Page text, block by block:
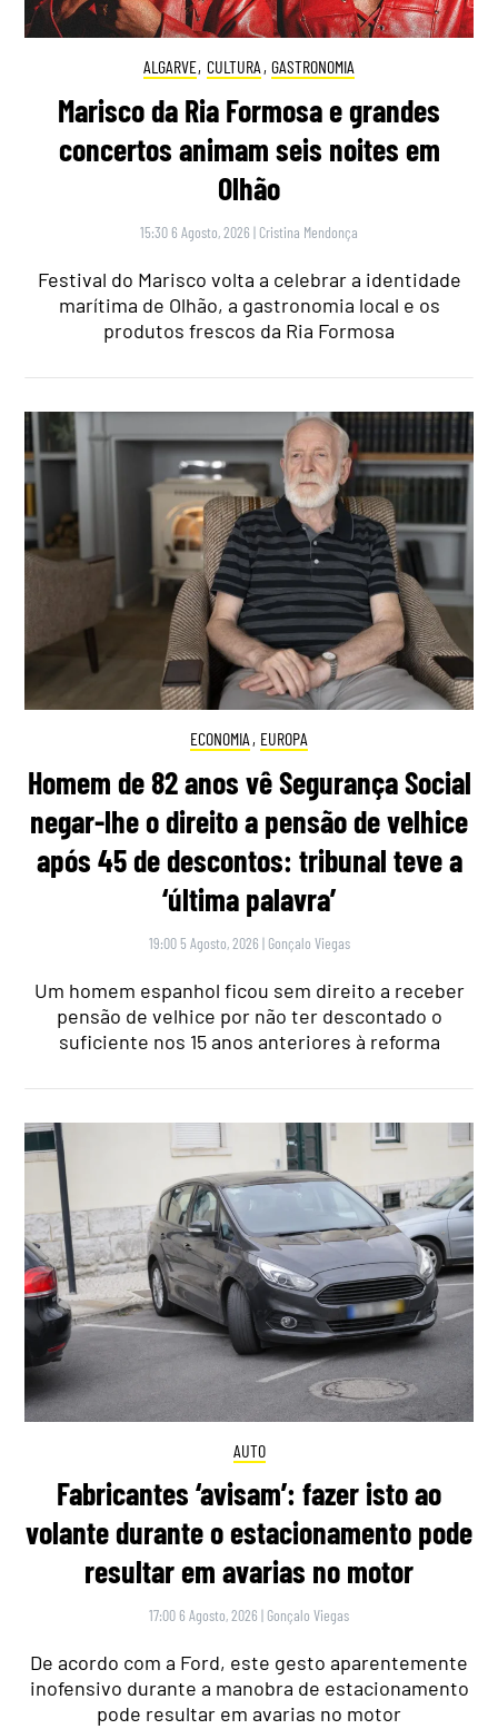
ALGARVE, CULTURA , GASTRONOMIA
Marisco da Ria Formosa e grandes
concertos animam seis noites em
Olhão
15:30 6 Agosto, 2026 | Cristina Mendonça
Festival do Marisco volta a celebrar a identidade
marítima de Olhão, a gastronomia local e os
produtos frescos da Ria Formosa
ECONOMIA , EUROPA
Homem de 82 anos vê Segurança Social
negar-lhe o direito a pensão de velhice
após 45 de descontos: tribunal teve a
‘última palavra’
19:00 5 Agosto, 2026 | Gonçalo Viegas
Um homem espanhol ficou sem direito a receber
pensão de velhice por não ter descontado o
suficiente nos 15 anos anteriores à reforma
AUTO
Fabricantes ‘avisam’: fazer isto ao
volante durante o estacionamento pode
resultar em avarias no motor
17:00 6 Agosto, 2026 | Gonçalo Viegas
De acordo com a Ford, este gesto aparentemente
inofensivo durante a manobra de estacionamento
pode resultar em avarias no motor